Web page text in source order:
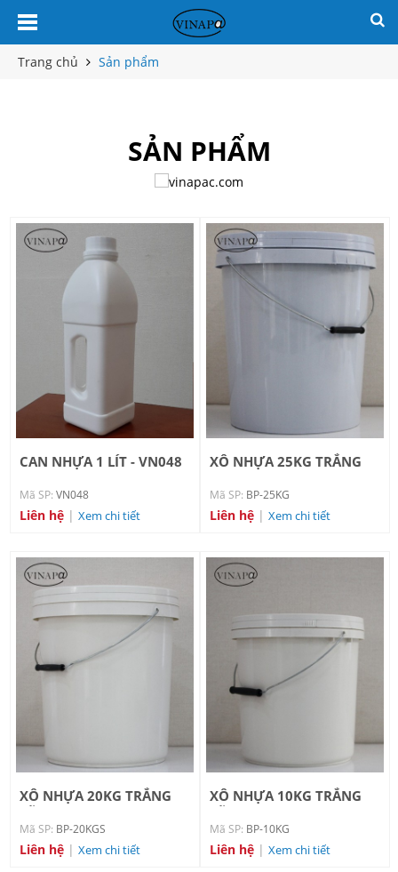
Trang chủ Sản phẩm
SẢN PHẨM
CAN NHỰA 1 LÍT - VN048
Mã SP: VN048
Liên hệ | Xem chi tiết
XÔ NHỰA 25KG TRẮNG
Mã SP: BP-25KG
Liên hệ | Xem chi tiết
XÔ NHỰA 20KG TRẮNG
Mã SP: BP-20KGS
Liên hệ | Xem chi tiết
XÔ NHỰA 10KG TRẮNG
Mã SP: BP-10KG
Liên hệ | Xem chi tiết